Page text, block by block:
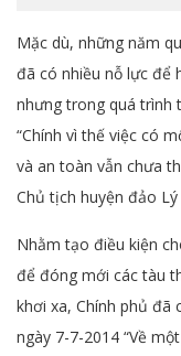
Mặc dù, những năm
đã có nhiều nỗ lực để
nhưng trong quá trình
“Chính vì thế việc có
và an toàn vẫn chưa
Chủ tịch huyện đảo
Nhằm tạo điều kiện
để đóng mới các tàu
khơi xa, Chính phủ đã
ngày 7-7-2014 “Về